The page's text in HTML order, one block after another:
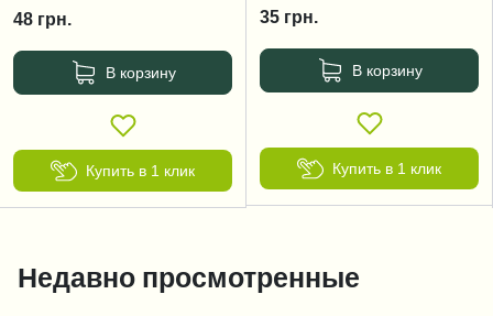
48 грн.
В корзину
Купить в 1 клик
35 грн.
В корзину
Купить в 1 клик
Недавно просмотренные